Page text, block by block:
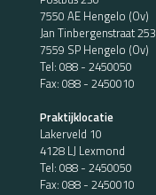
7550 AE Hengelo (Ov)
Jan Tinbergenstraat 253
7559 SP Hengelo (Ov)
Tel: 088 - 2450050
Fax: 088 - 2450010
Praktijklocatie
Lakerveld 10
4128 LJ Lexmond
Tel: 088 - 2450050
Fax: 088 - 2450010